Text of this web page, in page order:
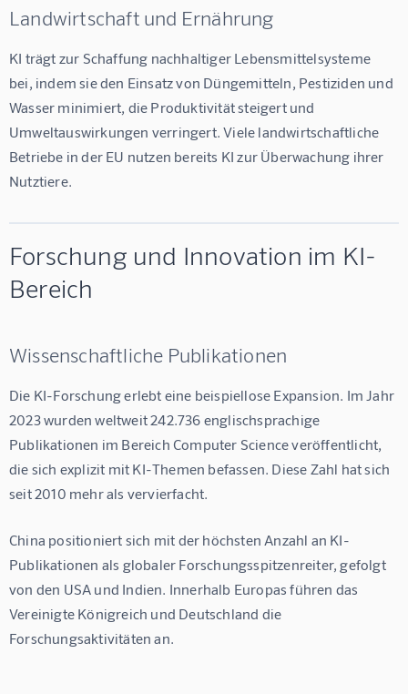
Landwirtschaft und Ernährung
KI trägt zur Schaffung nachhaltiger Lebensmittelsysteme
bei, indem sie den Einsatz von Düngemitteln, Pestiziden und
Wasser minimiert, die Produktivität steigert und
Umweltauswirkungen verringert. Viele landwirtschaftliche
Betriebe in der EU nutzen bereits KI zur Überwachung ihrer
Nutztiere.
Forschung und Innovation im KI-
Bereich
Wissenschaftliche Publikationen
Die KI-Forschung erlebt eine beispiellose Expansion. Im Jahr
2023 wurden weltweit 242.736 englischsprachige
Publikationen im Bereich Computer Science veröffentlicht,
die sich explizit mit KI-Themen befassen. Diese Zahl hat sich
seit 2010 mehr als vervierfacht.
China positioniert sich mit der höchsten Anzahl an KI-
Publikationen als globaler Forschungsspitzenreiter, gefolgt
von den USA und Indien. Innerhalb Europas führen das
Vereinigte Königreich und Deutschland die
Forschungsaktivitäten an.